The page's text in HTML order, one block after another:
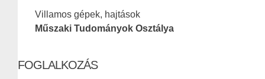
Villamos gépek, hajtások
Műszaki Tudományok Osztálya
FOGLALKOZÁS